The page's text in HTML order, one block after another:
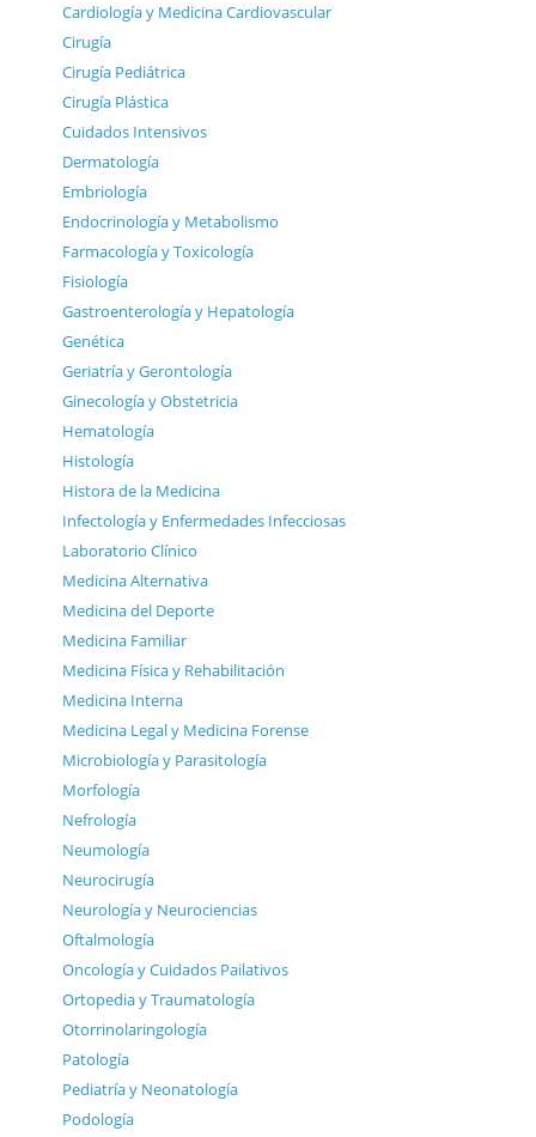
Cardiología y Medicina Cardiovascular
Cirugía
Cirugía Pediátrica
Cirugía Plástica
Cuidados Intensivos
Dermatología
Embriología
Endocrinología y Metabolismo
Farmacología y Toxicología
Fisiología
Gastroenterología y Hepatología
Genética
Geriatría y Gerontología
Ginecología y Obstetricia
Hematología
Histología
Histora de la Medicina
Infectología y Enfermedades Infecciosas
Laboratorio Clínico
Medicina Alternativa
Medicina del Deporte
Medicina Familiar
Medicina Física y Rehabilitación
Medicina Interna
Medicina Legal y Medicina Forense
Microbiología y Parasitología
Morfología
Nefrología
Neumología
Neurocirugía
Neurología y Neurociencias
Oftalmología
Oncología y Cuidados Pailativos
Ortopedia y Traumatología
Otorrinolaringología
Patología
Pediatría y Neonatología
Podología